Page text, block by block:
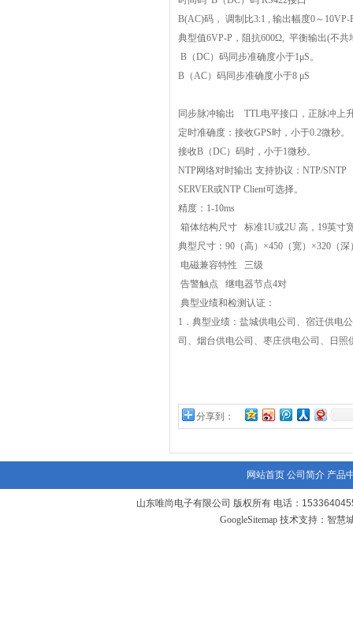
B(AC)码， 调制比3:1 , 输出幅度0～ 10VP-
典型值6VP-P ，阻抗600Ω, 平衡输出(不共
B （DC）码同步准确度小于1μS。
B （AC）码同步准确度小于8 μS
同步脉冲输出 TTL电平接口，正脉冲上
定时准确度：接收GPS时，小于0.2微秒。
接收B （DC）码时，小于1微秒。
NTP 网络对时输出 支持协议： NTP/SNTP
SERVER或NTP Client可选择。
精度： 1-10ms
箱体结构尺寸
标准1U或2U 高， 19英寸
典型尺寸： 90 （高）×450 （宽）×320 （
电磁兼容特性
三级
告警触点
继电器节点4对
典型业绩和检测认证：
1 ．典型业绩：盐城供电公司、宿迁供电
司、烟台供电公司、枣庄供电公司、日
分享到：
网站首页 公司简介 产品
山东唯尚电子有限公司 版权所有 电话：
GoogleSitemap技术支持： 智慧